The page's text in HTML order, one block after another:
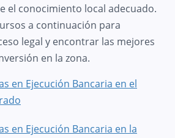
el conocimiento local adecuado.
a continuación para
legal y encontrar las mejores
en la zona.
en Ejecución Bancaria en el
en Ejecución Bancaria en la